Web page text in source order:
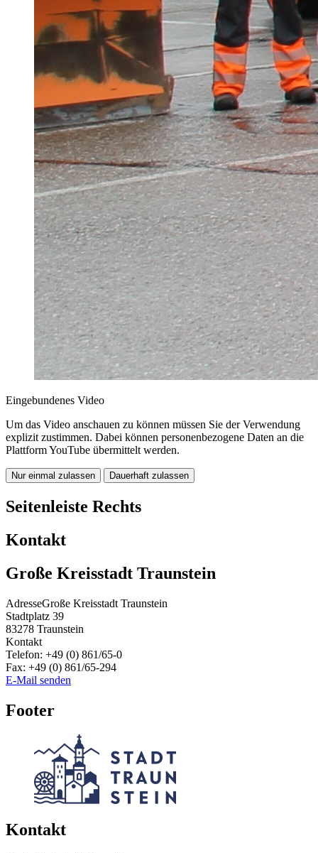
Eingebundenes Video
Um das Video anschauen zu können müssen Sie der Verwendung
explizit zustimmen. Dabei können personenbezogene Daten an die
Plattform YouTube übermittelt werden.
Nur einmal zulassen Dauerhaft zulassen
Seitenleiste Rechts
Kontakt
Große Kreisstadt Traunstein
AdresseGroße Kreisstadt Traunstein
Stadtplatz 39
83278 Traunstein
Kontakt
Telefon: +49 (0) 861/65-0
Fax: +49 (0) 861/65-294
E-Mail senden
Footer
Kontakt